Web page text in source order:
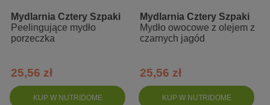
KUP W NUTRIDOME
Mydlarnia Cztery Szpaki
Peelingujące mydło
porzeczka
25,56 zł
KUP W NUTRIDOME
Mydlarnia Cztery Szpaki
Mydło owocowe z olejem z
czarnych jagód
25,56 zł